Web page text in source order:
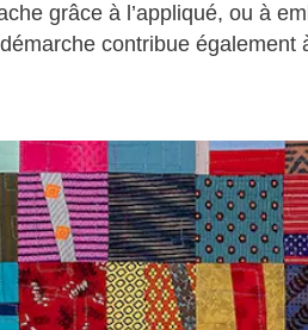
grâce à l’appliqué, ou à
contribue également